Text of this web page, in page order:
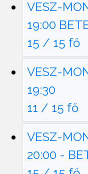
VESZ-
19:00
15 / 15 fő
VESZ-
19:30
11 / 15 fő
VESZ-
20:00 -